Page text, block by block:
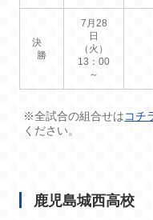
決
勝
7月28
日
（火）
13：00
～
※全試合の組合せはコチ
ください。
鹿児島城西高校